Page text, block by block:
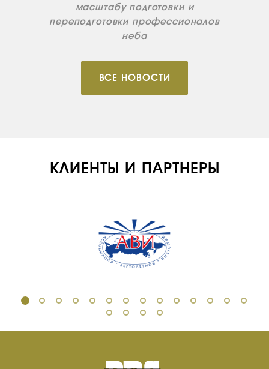
масштабу подготовки и
переподготовки профессионалов
неба
ВСЕ НОВОСТИ
КЛИЕНТЫ И ПАРТНЕРЫ